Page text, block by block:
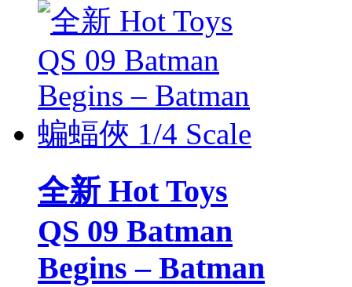
全新 Hot Toys
QS 09 Batman
Begins – Batman